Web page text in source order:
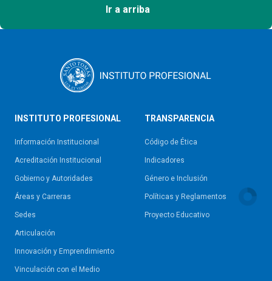
Ir a arriba
INSTITUTO PROFESIONAL
Información Institucional
Acreditación Institucional
Gobierno y Autoridades​
Áreas y Carreras
Sedes
Articulación
Innovación y Emprendimiento
Vinculación con el Medio
TRANSPARENCIA
Código de Ética
Indicadores
Género e Inclusión
Políticas y Reglamentos​
Proyecto Educativo